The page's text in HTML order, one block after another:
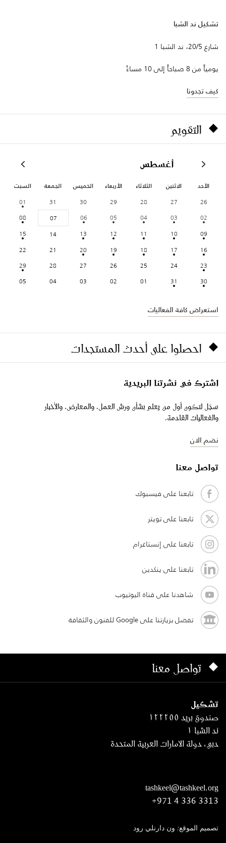
تشكيل ند الشبا
شارع 20/5، ند الشبا 1
يومياً من 8 صباحاً إلى 10 مساءً
كيف تجدونا
التقويم
أغسطس
الأحد الاثنين الثلاثاء الأربعاء الخميس الجمعة السبت
26
27
28
29
30
31
01
02
03
04
05
06
07
08
09
10
11
12
13
14
15
16
17
18
19
20
21
22
23
24
25
26
27
28
29
30
31
01
02
03
04
05
استعراض كافة الفعاليات
احصلوا على أحدث المستجدات
اشترك في نشرتنا البريدية
سجّل لتكون أول من يعلم بشأن ورش العمل، والمعارض، والأخبار
والفعاليات القادمة.
نضم الان
تواصل معنا
تابعنا على فيسبوك
تابعنا على تويتر
تابعنا على إنستاغرام
تابعنا على ينكدين
شاهدنا على قناة اليوتيوب
تفضل بزيارتنا على Google للفنون والثقافة
تواصل معنا
تشكيل
صندوق بريد ١٢٢٢٥٥
ند الشبا ١
دبي، دولة الامارات العربية المتحدة
tashkeel@tashkeel.org
+971 4 336 3313
تصميم الموقع: ون دارنلي رود